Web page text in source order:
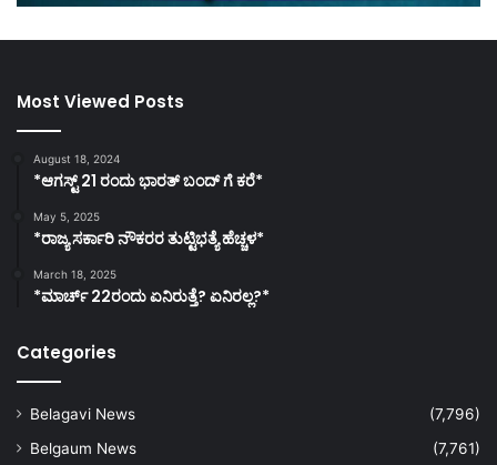
Most Viewed Posts
August 18, 2024
*ಆಗಸ್ಟ್ 21 ರಂದು ಭಾರತ್‌ ಬಂದ್‌ ಗೆ ಕರೆ*
May 5, 2025
*ರಾಜ್ಯ ಸರ್ಕಾರಿ ನೌಕರರ ತುಟ್ಟಿಭತ್ಯೆ ಹೆಚ್ಚಳ*
March 18, 2025
*ಮಾರ್ಚ್ 22ರಂದು ಏನಿರುತ್ತೆ? ಏನಿರಲ್ಲ?*
Categories
Belagavi News
(7,796)
Belgaum News
(7,761)